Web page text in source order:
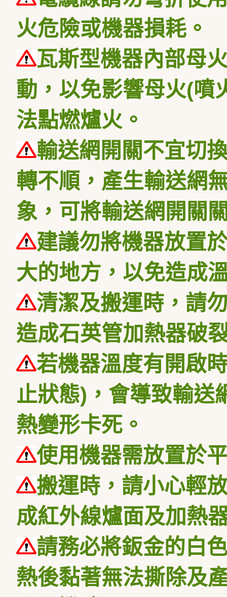
火危險或機器損耗。
瓦斯型機器內部母
動，以免影響母火(噴
法點燃爐火。
輸送網開關不宜切
轉不順，產生輸送網
象，可將輸送網開關
建議勿將機器放置
大的地方，以免造成
清潔及搬運時，請
造成石英管加熱器破
若機器溫度有開啟
止狀態)，會導致輸送
熱變形卡死。
使用機器需放置於
搬運時，請小心輕
成紅外線爐面及加熱
請務必將鈑金的白
熱後黏著無法撕除及